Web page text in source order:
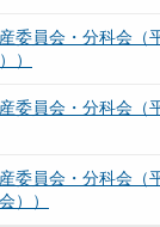
委員会・分科会（
）
委員会・分科会（
委員会・分科会（
））